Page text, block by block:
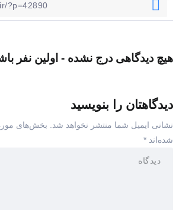
هیچ دیدگاهی درج نشده - اولین نفر
دیدگاهتان را بنویسید
نشانی ایمیل شما منتشر نخواهد شد.
بخش‌های
شده‌اند *